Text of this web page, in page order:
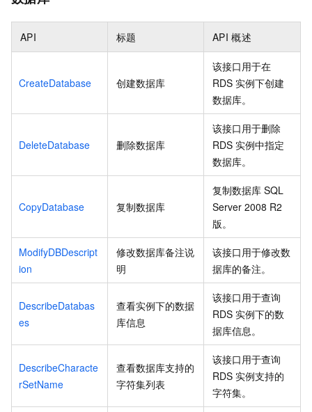
API 标题 API 概述
CreateDatabase 创建数据库
该接口用于在
RDS 实例下创建
数据库。
DeleteDatabase 删除数据库
该接口用于删除
RDS 实例中指定
数据库。
CopyDatabase 复制数据库
复制数据库 SQL
Server 2008 R2
版。
ModifyDBDescript
ion
修改数据库备注说
明
该接口用于修改数
据库的备注。
DescribeDatabas
es
查看实例下的数据
库信息
该接口用于查询
RDS 实例下的数
据库信息。
DescribeCharacte
rSetName
查看数据库支持的
字符集列表
该接口用于查询
RDS 实例支持的
字符集。